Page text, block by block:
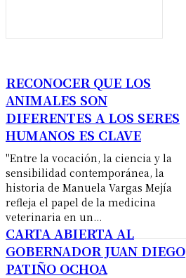
RECONOCER QUE LOS
ANIMALES SON
DIFERENTES A LOS SERES
HUMANOS ES CLAVE
"Entre la vocación, la ciencia y la
sensibilidad contemporánea, la
historia de Manuela Vargas Mejía
refleja el papel de la medicina
veterinaria en un...
CARTA ABIERTA AL
GOBERNADOR JUAN DIEGO
PATIÑO OCHOA